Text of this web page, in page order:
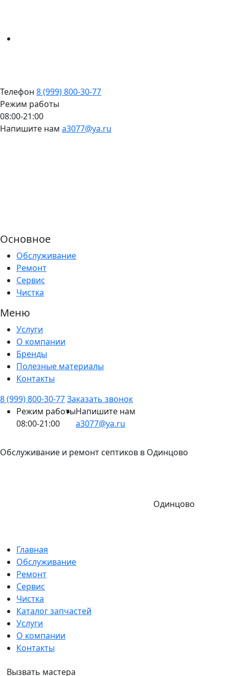
Телефон 8 (999) 800-30-77
Режим работы
08:00-21:00
Напишите нам a3077@ya.ru
Основное
Обслуживание
Ремонт
Сервис
Чистка
Меню
Услуги
О компании
Бренды
Полезные материалы
Контакты
8 (999) 800-30-77Заказать звонок
Режим работы
08:00-21:00
Напишите нам
a3077@ya.ru
Обслуживание и ремонт септиков в Одинцово
Одинцово
Главная
Обслуживание
Ремонт
Сервис
Чистка
Каталог запчастей
Услуги
О компании
Контакты
Вызвать мастера